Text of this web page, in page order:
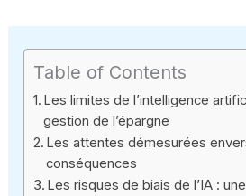
Table of Contents
Les limites de l’intelligence
gestion de l’épargne
Les attentes démesurées
conséquences
Les risques de biais de l’IA :